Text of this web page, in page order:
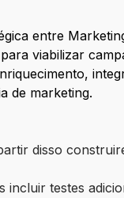
entre
viabilizar
de marketing.
disso
incluir testes